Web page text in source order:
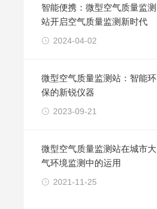
智能便携：微型空气质量监测
站开启空气质量监测新时代
2024-04-02
微型空气质量监测站：智能环
保的新锐仪器
2023-09-21
微型空气质量监测站在城市大
气环境监测中的运用
2021-11-25